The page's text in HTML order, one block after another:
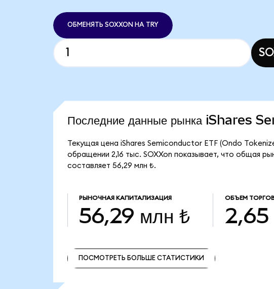
ОБМЕНЯТЬ SOXXON НА TRY
Последние данные рынка
Текущая цена iShares Semiconductor ETF (Ondo
обращении 2,16 тыс. SOXXon показывает, что общая
составляет 56,29 млн ₺.
РЫНОЧНАЯ КАПИТАЛИЗАЦИЯ
56,29 млн ₺
ОБЪЕМ
2,65
ПОСМОТРЕТЬ БОЛЬШЕ СТАТИСТИКИ